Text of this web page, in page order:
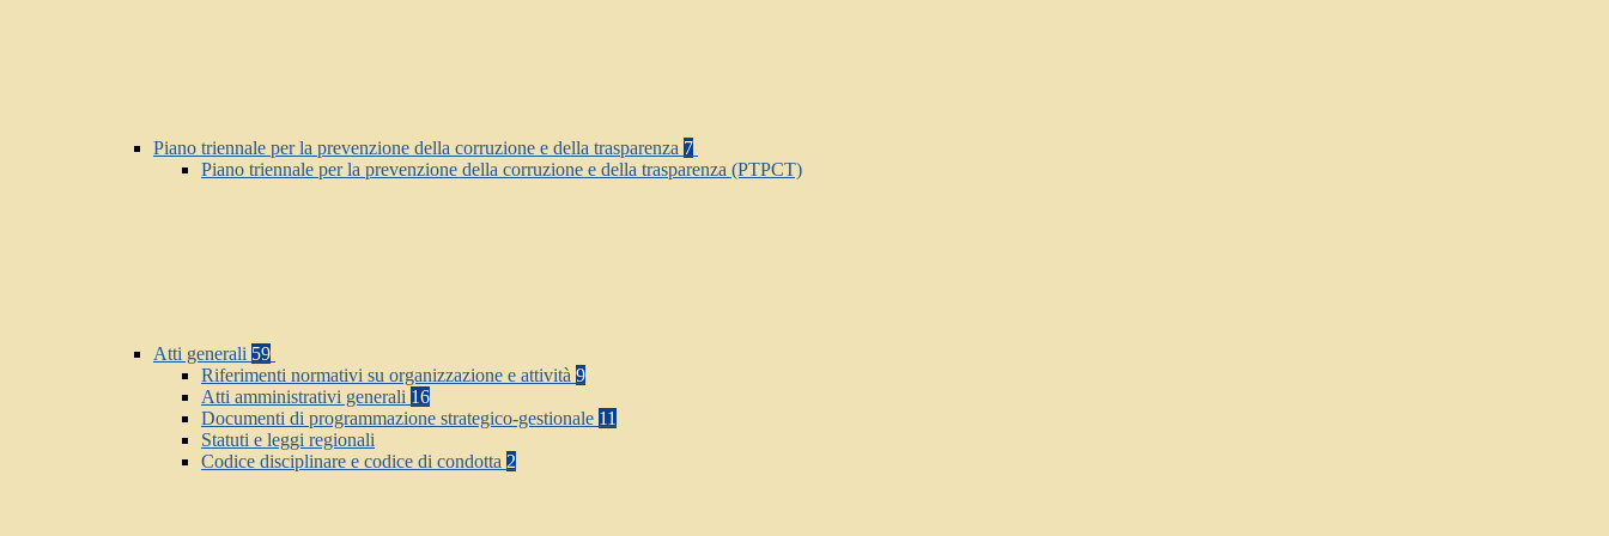
Piano triennale per la prevenzione della corruzione e della trasparenza 7
Piano triennale per la prevenzione della corruzione e della trasparenza (PTPCT)
Atti generali 59
Riferimenti normativi su organizzazione e attività 9
Atti amministrativi generali 16
Documenti di programmazione strategico-gestionale 11
Statuti e leggi regionali
Codice disciplinare e codice di condotta 2